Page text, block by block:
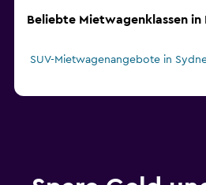
Beliebte Mietwagenklassen in
SUV-Mietwagenangebote in